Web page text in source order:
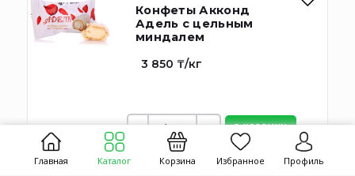
Главная Каталог Корзина Избранное Профиль
Конфеты Акконд
Адель с цельным
миндалем
3 850 ₸/кг
кг В КОРЗИНУ